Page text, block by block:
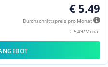
€ 5,49
Durchschnittspreis pro Monat
€ 5,49/Monat